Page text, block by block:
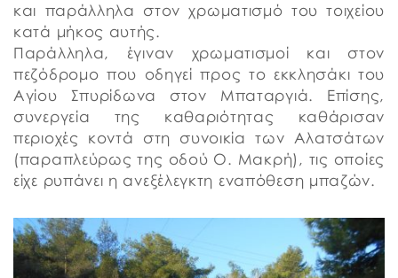
και παράλληλα στον χρωματισμό του τοιχείου
κατά μήκος αυτής.
Παράλληλα, έγιναν χρωματισμοί και στον
πεζόδρομο που οδηγεί προς το εκκλησάκι του
Αγίου Σπυρίδωνα στον Μπαταργιά. Επίσης,
συνεργεία της καθαριότητας καθάρισαν
περιοχές κοντά στη συνοικία των Αλατσάτων
(παραπλεύρως της οδού Ο. Μακρή), τις οποίες
είχε ρυπάνει η ανεξέλεγκτη εναπόθεση μπαζών.